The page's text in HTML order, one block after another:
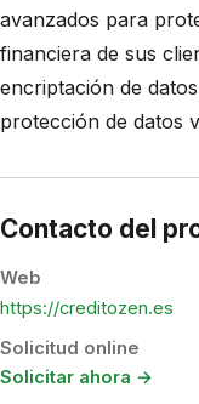
avanzados para
financiera de sus
encriptación de
protección de datos
Contacto del
Web
https://creditozen.es
Solicitud online
Solicitar ahora →